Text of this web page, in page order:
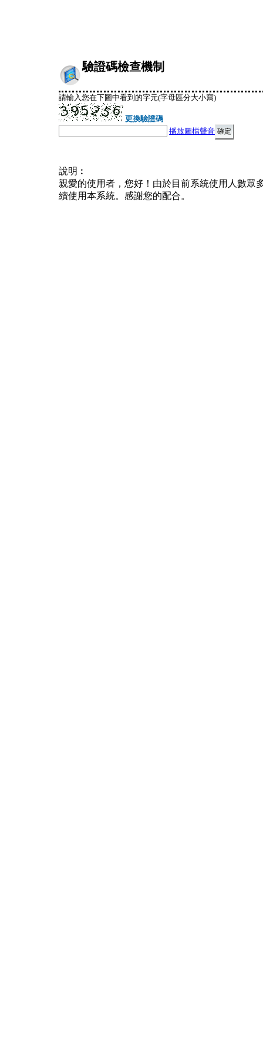
驗證碼檢查機制
請輸入您在下圖中看到的字元(字母區分大小寫)
更換驗證碼
播放圖檔聲音
說明︰
親愛的使用者，您好！由於目前系統使用人數眾
續使用本系統。感謝您的配合。